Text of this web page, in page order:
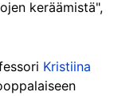
keräämistä",
Kristiina